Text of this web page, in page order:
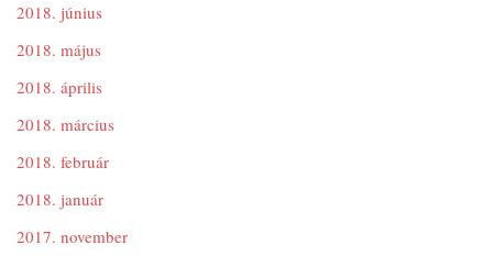
2018. június
2018. május
2018. április
2018. március
2018. február
2018. január
2017. november